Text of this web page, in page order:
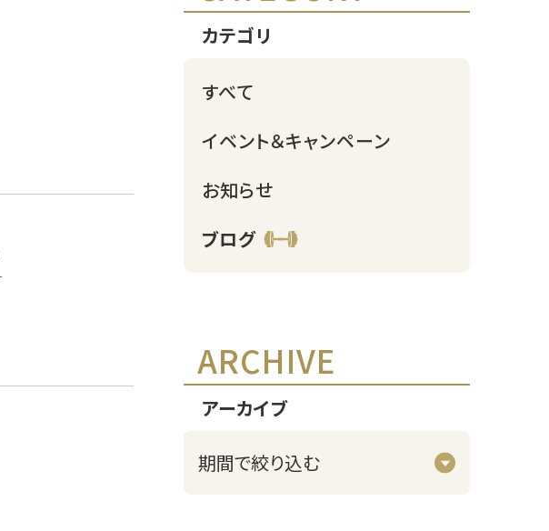
カテゴリ
すべて
イベント＆キャンペーン
お知らせ
ブログ
アーカイブ
ARCHIVE